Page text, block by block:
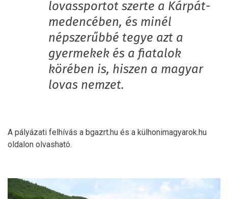
lovassportot szerte a Kárpát-
medencében, és minél
népszerűbbé tegye azt a
gyermekek és a fiatalok
körében is, hiszen a magyar
lovas nemzet.
A pályázati felhívás a bgazrt.hu és a külhonimagyarok.hu
oldalon olvasható.